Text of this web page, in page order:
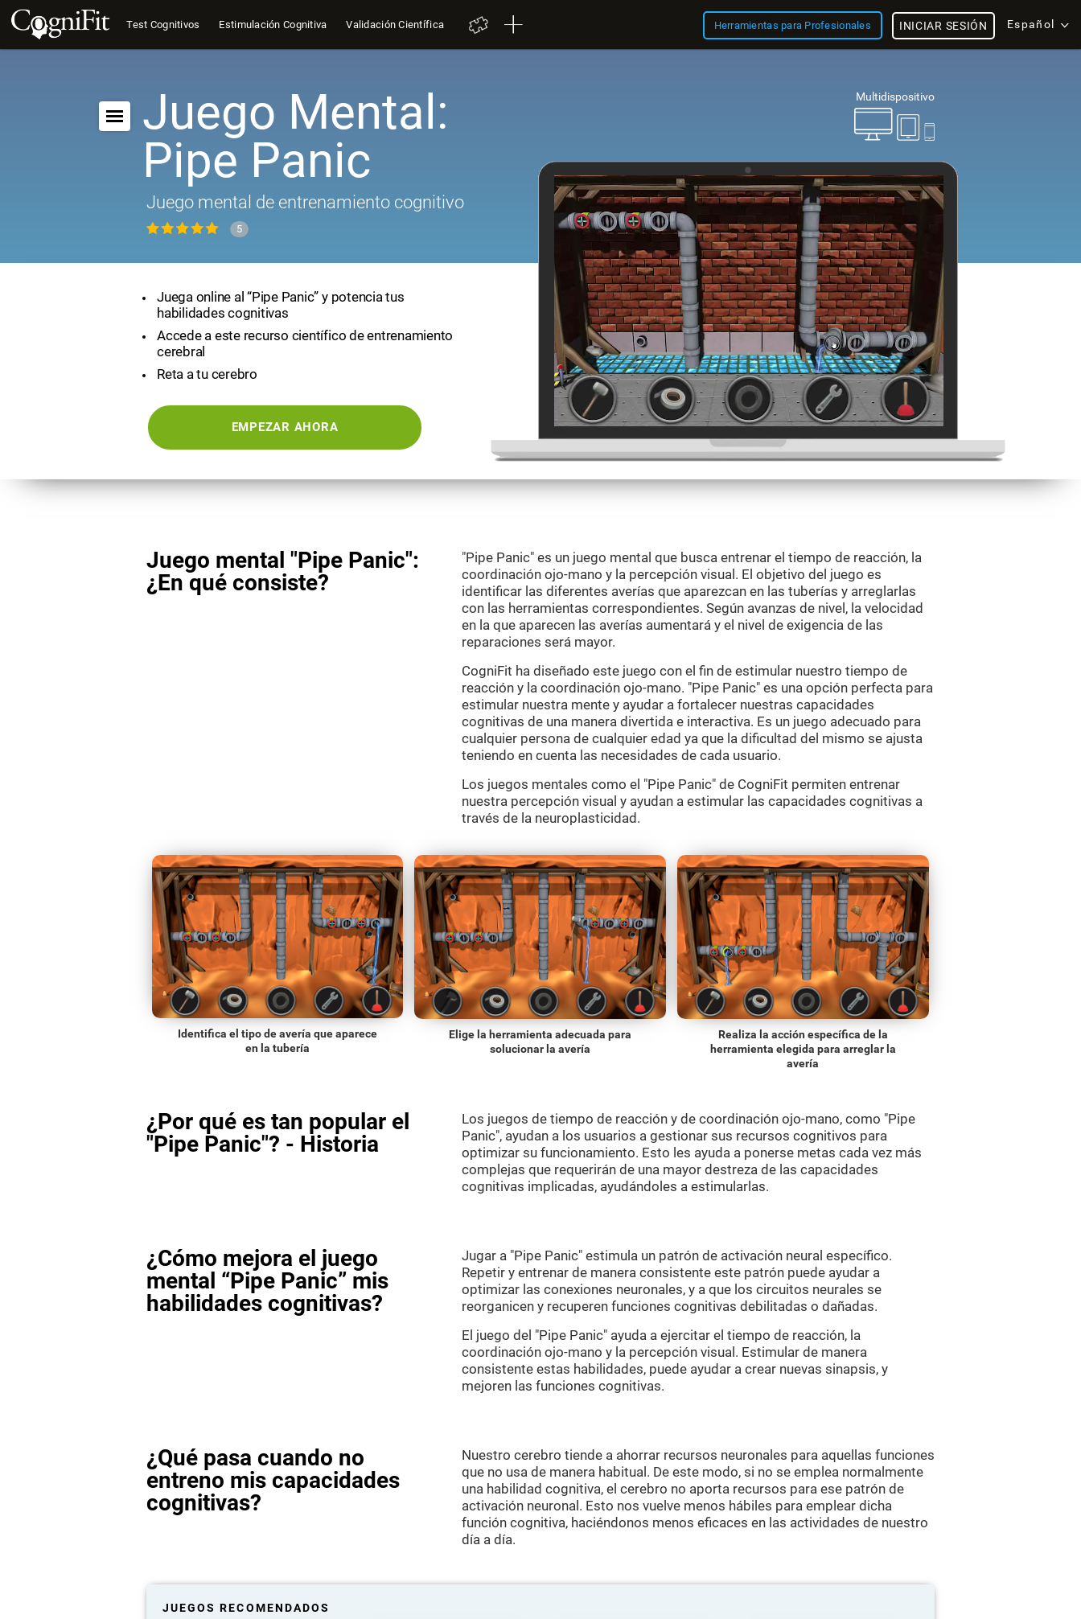
Test Cognitivos Estimulación Cognitiva Validación Científica Herramientas para Profesionales Español
INICIAR SESIÓN
Multidispositivo
Juego Mental:
Pipe Panic
Juego mental de entrenamiento cognitivo
5
Juega online al “Pipe Panic” y potencia tus
habilidades cognitivas
Accede a este recurso científico de entrenamiento
cerebral
Reta a tu cerebro
EMPEZAR AHORA
Juego mental "Pipe Panic":
¿En qué consiste?
"Pipe Panic" es un juego mental que busca entrenar el tiempo de reacción, la
coordinación ojo-mano y la percepción visual. El objetivo del juego es
identificar las diferentes averías que aparezcan en las tuberías y arreglarlas
con las herramientas correspondientes. Según avanzas de nivel, la velocidad
en la que aparecen las averías aumentará y el nivel de exigencia de las
reparaciones será mayor.
CogniFit ha diseñado este juego con el fin de estimular nuestro tiempo de
reacción y la coordinación ojo-mano. "Pipe Panic" es una opción perfecta para
estimular nuestra mente y ayudar a fortalecer nuestras capacidades
cognitivas de una manera divertida e interactiva. Es un juego adecuado para
cualquier persona de cualquier edad ya que la dificultad del mismo se ajusta
teniendo en cuenta las necesidades de cada usuario.
Los juegos mentales como el "Pipe Panic" de CogniFit permiten entrenar
nuestra percepción visual y ayudan a estimular las capacidades cognitivas a
través de la neuroplasticidad.
Identifica el tipo de avería que aparece
en la tubería
Elige la herramienta adecuada para
solucionar la avería
Realiza la acción específica de la
herramienta elegida para arreglar la
avería
¿Por qué es tan popular el
"Pipe Panic"? - Historia
Los juegos de tiempo de reacción y de coordinación ojo-mano, como "Pipe
Panic", ayudan a los usuarios a gestionar sus recursos cognitivos para
optimizar su funcionamiento. Esto les ayuda a ponerse metas cada vez más
complejas que requerirán de una mayor destreza de las capacidades
cognitivas implicadas, ayudándoles a estimularlas.
¿Cómo mejora el juego
mental “Pipe Panic” mis
habilidades cognitivas?
Jugar a "Pipe Panic" estimula un patrón de activación neural específico.
Repetir y entrenar de manera consistente este patrón puede ayudar a
optimizar las conexiones neuronales, y a que los circuitos neurales se
reorganicen y recuperen funciones cognitivas debilitadas o dañadas.
El juego del "Pipe Panic" ayuda a ejercitar el tiempo de reacción, la
coordinación ojo-mano y la percepción visual. Estimular de manera
consistente estas habilidades, puede ayudar a crear nuevas sinapsis, y
mejoren las funciones cognitivas.
¿Qué pasa cuando no
entreno mis capacidades
cognitivas?
Nuestro cerebro tiende a ahorrar recursos neuronales para aquellas funciones
que no usa de manera habitual. De este modo, si no se emplea normalmente
una habilidad cognitiva, el cerebro no aporta recursos para ese patrón de
activación neuronal. Esto nos vuelve menos hábiles para emplear dicha
función cognitiva, haciéndonos menos eficaces en las actividades de nuestro
día a día.
JUEGOS RECOMENDADOS